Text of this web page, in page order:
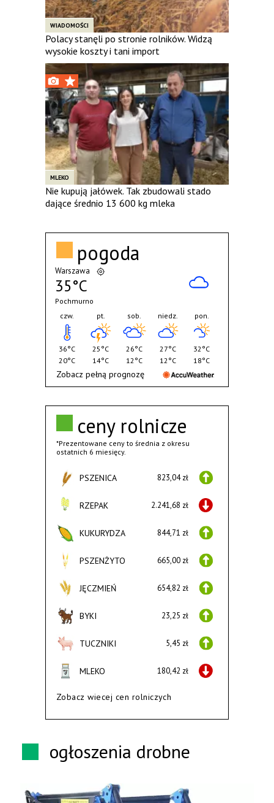
WIADOMOŚCI
Polacy stanęli po stronie rolników. Widzą
wysokie koszty i tani import
MLEKO
Nie kupują jałówek. Tak zbudowali stado
dające średnio 13 600 kg mleka
ceny rolnicze
*Prezentowane ceny to średnia z okresu
ostatnich 6 miesięcy.
PSZENICA 823,04 zł
RZEPAK 2.241,68 zł
KUKURYDZA 844,71 zł
PSZENŻYTO 665,00 zł
JĘCZMIEŃ 654,82 zł
BYKI 23,25 zł
TUCZNIKI 5,45 zł
MLEKO 180,42 zł
Zobacz wiecej cen rolniczych
pogoda
Warszawa
35°C
Pochmurno
czw.
36°C
20°C
pt.
25°C
14°C
sob.
26°C
12°C
niedz.
27°C
12°C
pon.
32°C
18°C
Zobacz pełną prognozę
ogłoszenia drobne